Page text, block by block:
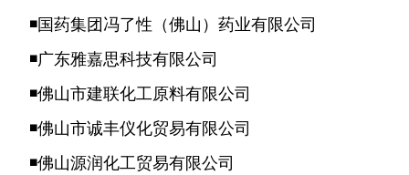
◾国药集团冯了性（佛山）药业有限公司
◾广东雅嘉思科技有限公司
◾佛山市建联化工原料有限公司
◾佛山市诚丰仪化贸易有限公司
◾佛山源润化工贸易有限公司